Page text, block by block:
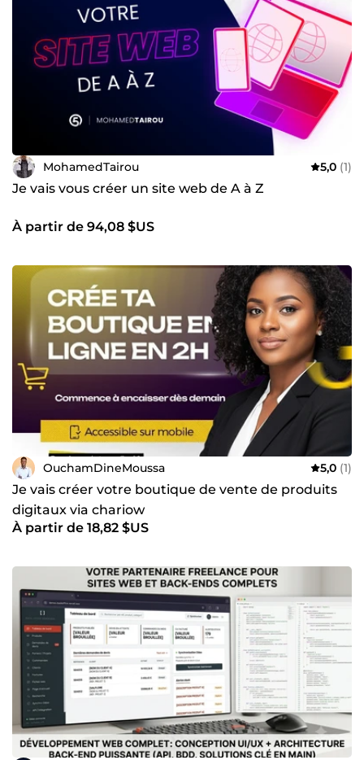
MohamedTairou 5,0 (1)
Je vais vous créer un site web de A à Z
À partir de 94,08 $US
OuchamDineMoussa 5,0 (1)
Je vais créer votre boutique de vente de produits
digitaux via chariow
À partir de 18,82 $US